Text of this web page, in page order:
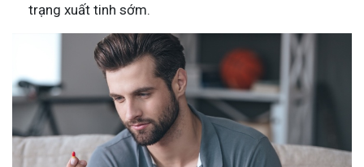
trạng xuất tinh sớm.